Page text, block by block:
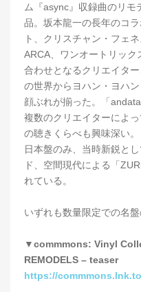
ム『async』収録曲のリ
品。坂本龍一の長年のコ
ト、クリスチャン・フェ
ARCA、ワンオートリッ
合わせとなるクリエイタ
の世界からヨハン・ヨハ
顔ぶれが揃った。「
複数のクリエイターによ
の聴きくらべも興味深い。
日本盤のみ、当時新鋭と
ド、空間現代による「
れている。
いずれも数量限定での名盤
▼commmons: Vinyl
REMODELS – teaser
https://